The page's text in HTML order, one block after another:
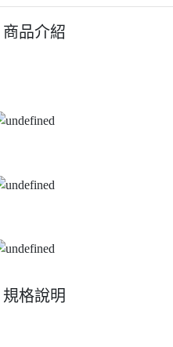
商品介紹
規格說明